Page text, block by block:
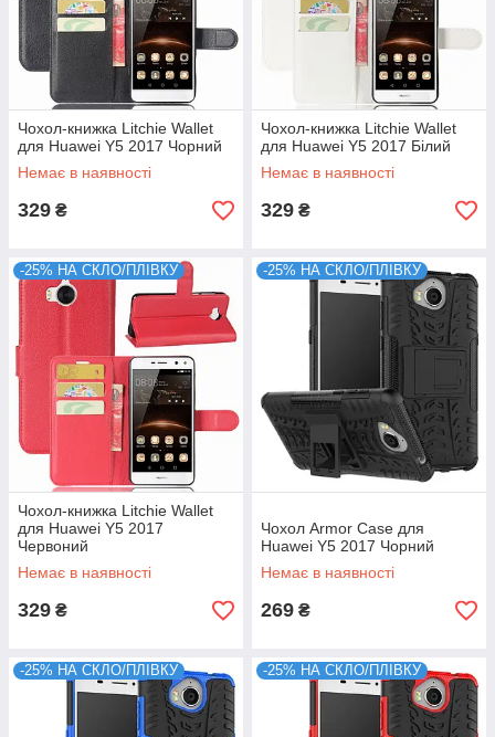
Чохол-книжка Litchie Wallet
для Huawei Y5 2017 Чорний
Немає в наявності
329 ₴
Чохол-книжка Litchie Wallet
для Huawei Y5 2017 Білий
Немає в наявності
329 ₴
-25% НА СКЛО/ПЛІВКУ
Чохол-книжка Litchie Wallet
для Huawei Y5 2017
Червоний
Немає в наявності
329 ₴
-25% НА СКЛО/ПЛІВКУ
Чохол Armor Case для
Huawei Y5 2017 Чорний
Немає в наявності
269 ₴
-25% НА СКЛО/ПЛІВКУ -25% НА СКЛО/ПЛІВКУ